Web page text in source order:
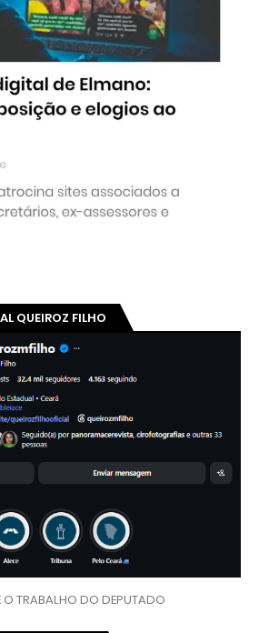
QUEIROZ FILHO
O TRABALHO DO DEPUTADO